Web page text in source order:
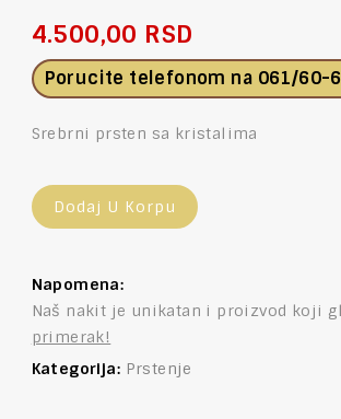
4.500,00 RSD
Porucite telefonom na 061/60-
Srebrni prsten sa kristalima
Dodaj U Korpu
Napomena:
Naš nakit je unikatan i proizvod koji
primerak!
Kategorija: Prstenje